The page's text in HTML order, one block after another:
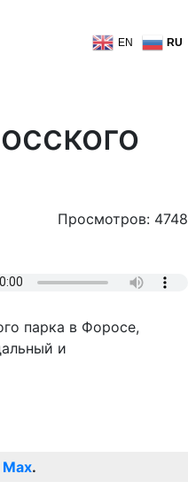
EN RU
Просмотров: 4748
парка в Форосе,
и
Max.